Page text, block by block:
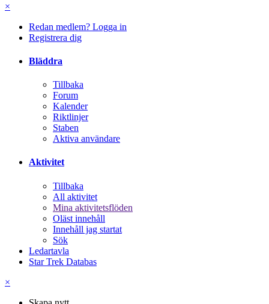
×
Redan medlem? Logga in
Registrera dig
Bläddra
Tillbaka
Forum
Kalender
Riktlinjer
Staben
Aktiva användare
Aktivitet
Tillbaka
All aktivitet
Mina aktivitetsflöden
Oläst innehåll
Innehåll jag startat
Sök
Ledartavla
Star Trek Databas
×